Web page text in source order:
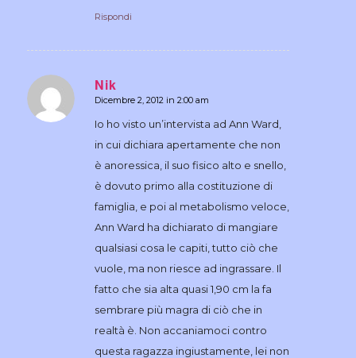
Rispondi
Nik
dice:
Dicembre 2, 2012 in 2:00 am
Io ho visto un’intervista ad Ann Ward,
in cui dichiara apertamente che non
è anoressica, il suo fisico alto e snello,
è dovuto primo alla costituzione di
famiglia, e poi al metabolismo veloce,
Ann Ward ha dichiarato di mangiare
qualsiasi cosa le capiti, tutto ciò che
vuole, ma non riesce ad ingrassare. Il
fatto che sia alta quasi 1,90 cm la fa
sembrare più magra di ciò che in
realtà è. Non accaniamoci contro
questa ragazza ingiustamente, lei non